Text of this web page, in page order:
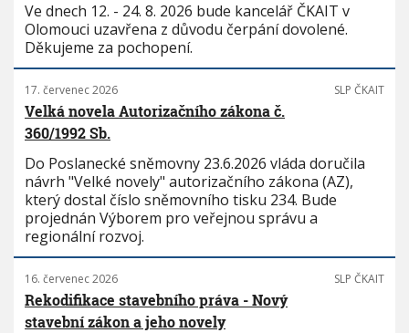
Ve dnech 12. - 24. 8. 2026 bude kancelář ČKAIT v
Olomouci uzavřena z důvodu čerpání dovolené.
Děkujeme za pochopení.
17. červenec 2026 SLP ČKAIT
Velká novela Autorizačního zákona č.
360/1992 Sb.
Do Poslanecké sněmovny 23.6.2026 vláda doručila
návrh "Velké novely" autorizačního zákona (AZ),
který dostal číslo sněmovního tisku 234. Bude
projednán Výborem pro veřejnou správu a
regionální rozvoj.
16. červenec 2026 SLP ČKAIT
Rekodifikace stavebního práva - Nový
stavební zákon a jeho novely